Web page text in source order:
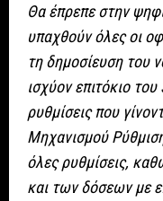
Θα έπρεπε στην
υπαχθούν όλες οι
τη δημοσίευση του
ισχύον επιτόκιο
ρυθμίσεις που
Μηχανισμού
όλες ρυθμίσεις,
και των δόσεων με